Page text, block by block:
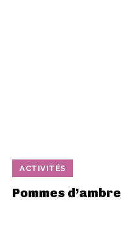
ACTIVITÉS
Pommes d’ambre